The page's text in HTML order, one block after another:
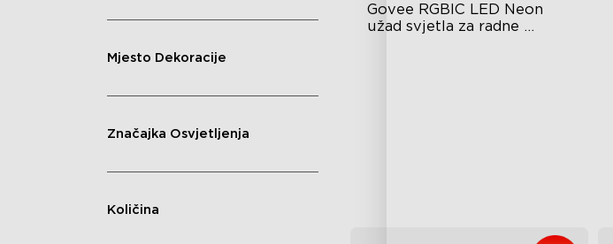
Mjesto Dekoracije
Značajka Osvjetljenja
Količina
Govee RGBIC LED Neon
užad svjetla za radne